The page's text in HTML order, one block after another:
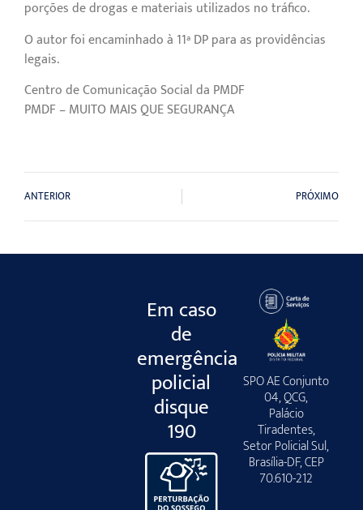
porções de drogas e materiais utilizados no tráfico.
O autor foi encaminhado à 11ª DP para as providências
legais.
Centro de Comunicação Social da PMDF
PMDF – MUITO MAIS QUE SEGURANÇA
ANTERIOR PRÓXIMO
Em caso
de
emergência
policial
disque
190
SPO AE Conjunto
04, QCG,
Palácio
Tiradentes,
Setor Policial Sul,
Brasília-DF, CEP
70.610-212